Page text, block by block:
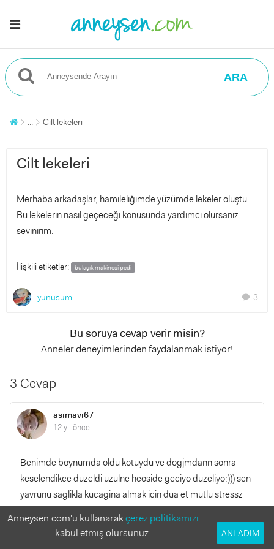
ARA
... Cilt lekeleri
Cilt lekeleri
Merhaba arkadaşlar, hamileliğimde yüzümde lekeler oluştu.
Bu lekelerin nasıl geçeceği konusunda yardımcı olursanız
sevinirim.
İlişkili etiketler: bulaşık makinesi pedi
yunusum chat 3
Bu soruya cevap verir misin?
Anneler deneyimlerinden faydalanmak istiyor!
3 Cevap
asimavi67
12 yıl önce
Benimde boynumda oldu kotuydu ve dogjmdann sonra
keselendikce duzeldi uzulne heoside geciyo duzeliyo:))) sen
yavrunu saglikla kucagina almak icin dua et mutlu stressz
YANITLA
Anneysen.com'u kullanarakçerez politikamızı
kabul etmiş olursunuz.
ANLADIM